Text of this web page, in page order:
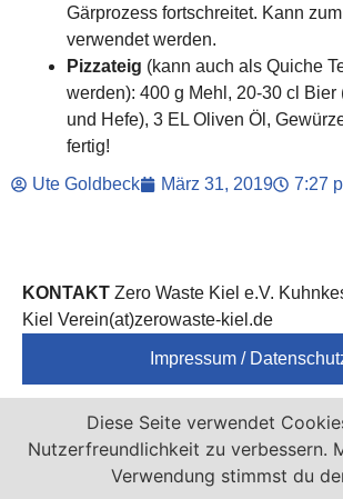
Gärprozess fortschreitet. Kann
verwendet werden.
Pizzateig (kann auch als Quiche
werden): 400 g Mehl, 20-30 cl Bier
und Hefe), 3 EL Oliven Öl,
fertig!
Ute Goldbeck
März 31, 2019 7:27
KONTAKT Zero Waste Kiel e.V.
Kiel Verein(at)zerowaste-kiel.de
Impressum /
Zero Waste Kiel e.V. ist Mitglied von
Diese Seite verwendet
Nutzerfreundlichkeit zu verbessern.
Verwendung stimmst du